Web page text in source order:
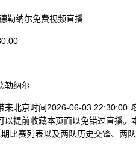
勒纳尔免费视频直播
勒纳尔
来北京时间2026-06-03 22:30:00
以提前收藏本页面以免错过直播
比赛列表以及两队历史交锋、两队